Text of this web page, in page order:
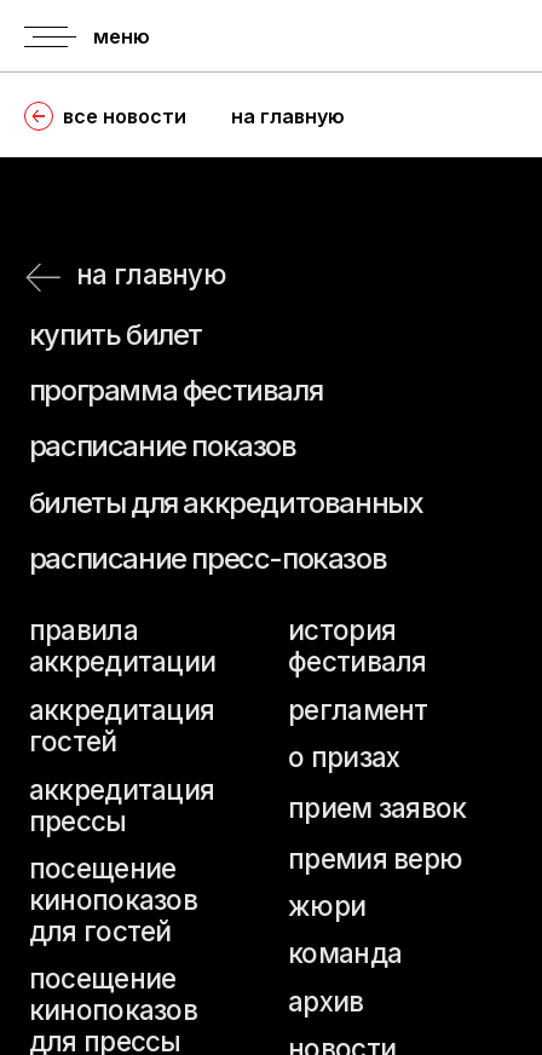
меню
на главную
все новости
аккредитация
аккредитация регламент
аккредитация
студентов
правила
билеты для аккредитованных
история
архив
посещение
кинопоказов
для гостей
посещение
кинопоказов
для прессы
расписание показов
программа фестиваля
расписание пресс-показов
прием заявок